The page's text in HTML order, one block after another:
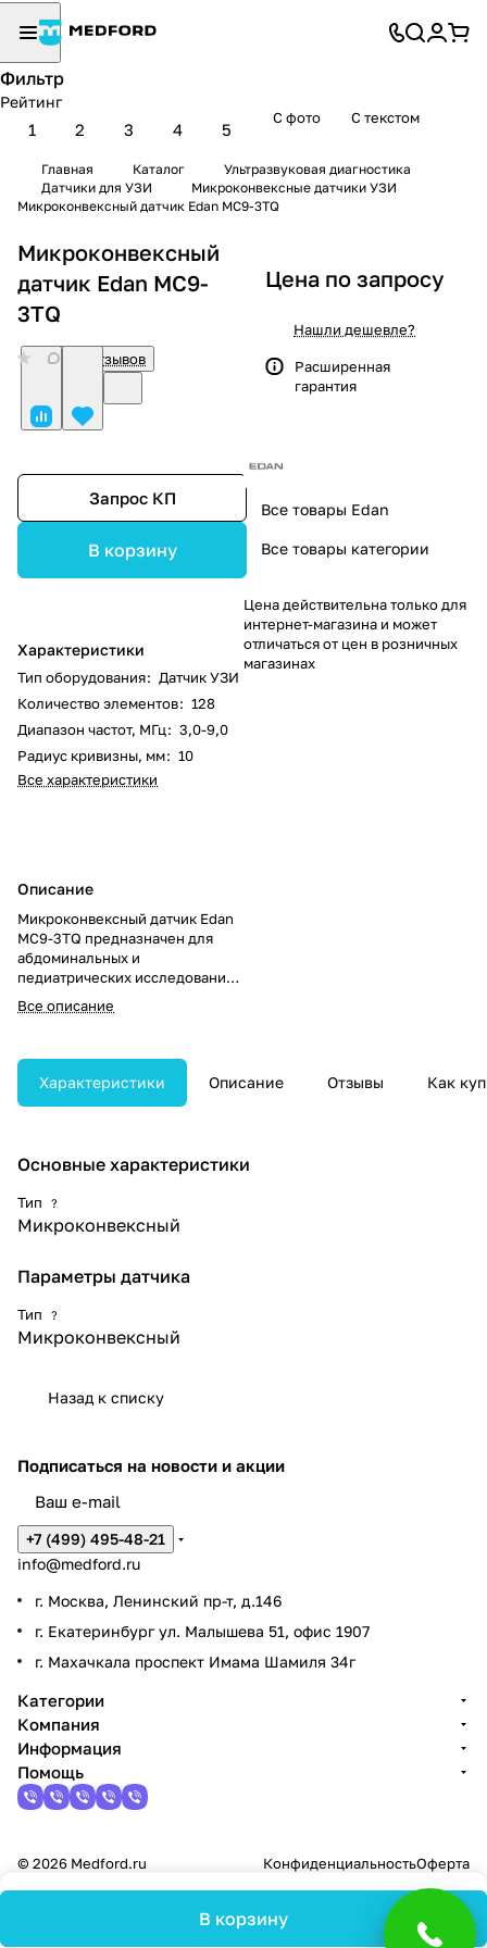
Фильтр
Рейтинг
1 2 3 4 5
С фото С текстом
Главная Каталог
Ультразвуковая диагностика
Датчики для УЗИ
Микроконвексные датчики УЗИ
Микроконвексный датчик Edan MC9-3TQ
Микроконвексный
датчик Edan MC9-
3TQ
Нет отзывов
Запрос КП
В корзину
Характеристики
Тип оборудования: Датчик УЗИ
Количество элементов: 128
Диапазон частот, МГц: 3,0-9,0
Радиус кривизны, мм: 10
Все характеристики
Описание
Микроконвексный датчик Edan
MC9-3TQ предназначен для
абдоминальных и
педиатрических исследований с
высокой детализацией
изображения. Оснащён 128
частотном диапазоне 3,0–9,0
МГц и имеет радиус кривизны 10
мм, обеспечивая точное
Все описание
Цена по запросу
Нашли дешевле?
Расширенная
гарантия
Все товары Edan
Все товары категории
Цена действительна только для
интернет-магазина и может
отличаться от цен в розничных
магазинах
Характеристики Описание Отзывы Как
Основные характеристики
Тип ?
Микроконвексный
Параметры датчика
Тип ?
Микроконвексный
Назад к списку
В корзину
Подписаться на новости и акции
+7 (499) 495-48-21
info@medford.ru
г. Москва, Ленинский пр-т, д.146
г. Екатеринбург ул. Малышева 51, офис 1907
г. Махачкала проспект Имама Шамиля 34г
Категории
Компания
Информация
Помощь
© 2026 Medford.ru КонфиденциальностьОферта